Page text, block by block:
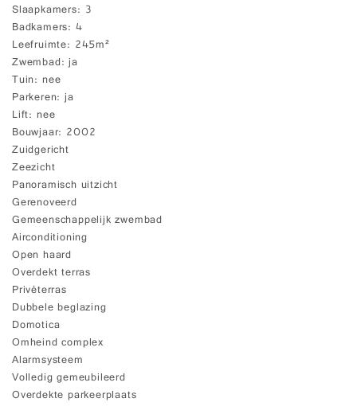
Slaapkamers 3
Badkamers 4
Leefruimte 245m²
Zwembad ja
Tuin nee
Parkeren ja
Lift nee
Bouwjaar 2002
Zuidgericht
Zeezicht
Panoramisch uitzicht
Gerenoveerd
Gemeenschappelijk zwembad
Airconditioning
Open haard
Overdekt terras
Privéterras
Dubbele beglazing
Domotica
Omheind complex
Alarmsysteem
Volledig gemeubileerd
Overdekte parkeerplaats